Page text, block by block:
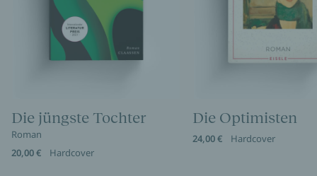
Die jüngste Tochter
Roman
20,00 €
Hardcover
Die Optimisten
24,00 € Hardcover